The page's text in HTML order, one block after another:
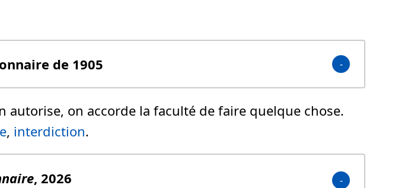
de 1905
autorise, on accorde la faculté de faire quelque chose.
, interdiction.
, 2026